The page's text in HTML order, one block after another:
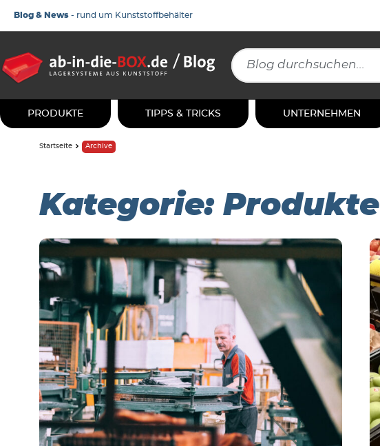
Blog & News - rund um Kunststoffbehälter
PRODUKTE TIPPS & TRICKS UNTERNEHMEN
Startseite Archive
Kategorie: Produkte